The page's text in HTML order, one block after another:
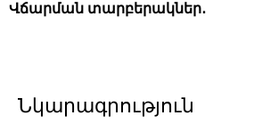
Վճարման տարբերակներ․
Նկարագրություն